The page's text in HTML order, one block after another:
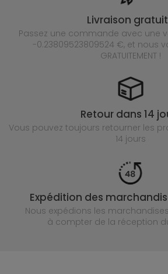
Livraison
Passez une commande avec une
-0.23809523809524 €, et nous
GRATUITEMENT !
Retour dans 14
Vous pouvez toujours retourner les
14 jours
Expédition des
Nous expédions les
à compter de la réception